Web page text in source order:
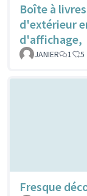
Boîte à
d'extérieur
d'affichage,
JANIER 1 5
Fresque